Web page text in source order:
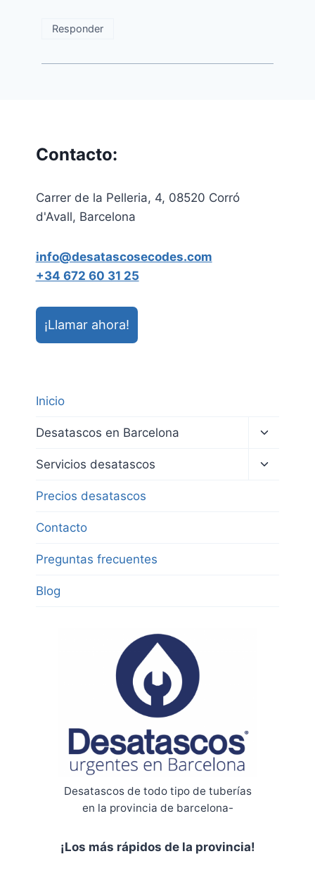
Responder
Contacto:
Carrer de la Pelleria, 4, 08520 Corró
d'Avall, Barcelona
info@desatascosecodes.com
+34 672 60 31 25
¡Llamar ahora!
Inicio
Desatascos en Barcelona
Alternar
hijo
Servicios desatascos
Alternar
Precios desatascos
Contacto
Preguntas frecuentes
Blog
Desatascos de todo tipo de tuberías
en la provincia de barcelona-
¡Los más rápidos de la provincia!